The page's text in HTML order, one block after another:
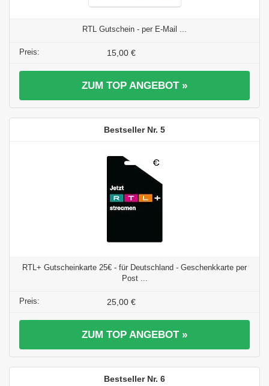
RTL Gutschein - per E-Mail ...
15,00 €
ZUM TOP ANGEBOT »
5
RTL+ Gutscheinkarte 25€ - für Deutschland - Geschenkkarte per
Post ...
25,00 €
ZUM TOP ANGEBOT »
6